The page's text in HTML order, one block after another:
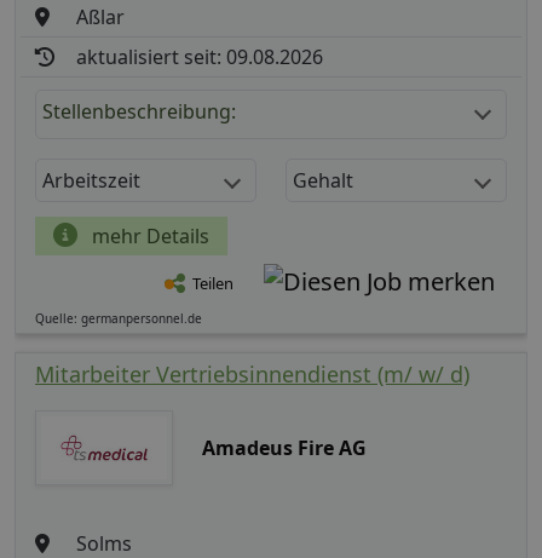
Aßlar
aktualisiert seit: 09.08.2026
Stellenbeschreibung:
Arbeitszeit Gehalt
mehr Details
Teilen
Quelle: germanpersonnel.de
Mitarbeiter Vertriebsinnendienst (m/ w/ d)
Amadeus Fire AG
Solms